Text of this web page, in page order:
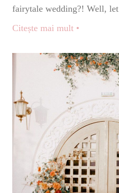
fairytale wedding?! Well,
Citește mai mult •